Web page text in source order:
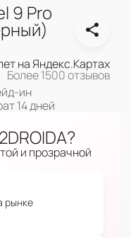
9 Pro
на Яндекс.Картах
Более 1500 отзывов
ин
14 дней
и прозрачной
рынке